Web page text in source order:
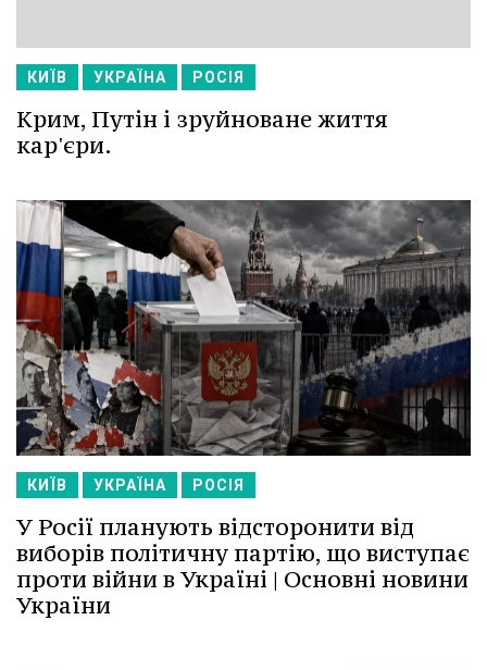
КИЇВ УКРАЇНА РОСІЯ
Крим, Путін і зруйноване життя
кар'єри.
КИЇВ УКРАЇНА РОСІЯ
У Росії планують відсторонити від
виборів політичну партію, що виступає
проти війни в Україні | Основні новини
України